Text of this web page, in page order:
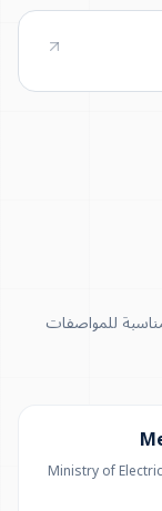
للمواصفات
Ministry of